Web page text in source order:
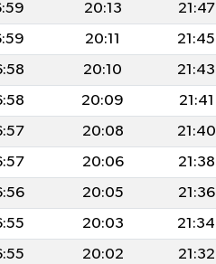
20:13
21:47
20:11
21:45
20:10
21:43
20:09
21:41
20:08
21:40
20:06
21:38
20:05
21:36
20:03
21:34
20:02
21:32